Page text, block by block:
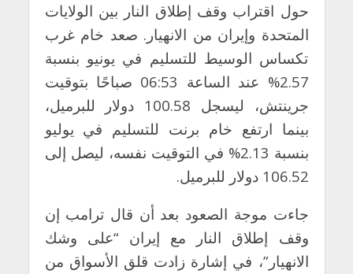
حول اقتراب وقف إطلاق النار بين الولايات
المتحدة وإيران من الانهيار. صعد خام غرب
تكساس الوسيط للتسليم في يونيو بنسبة
2.57% عند الساعة 06:53 صباحًا بتوقيت
جرينتش، ليسجل 100.58 دولار للبرميل،
بينما ارتفع خام برنت للتسليم في يوليو
بنسبة 2.13% في التوقيت نفسه، ليصل إلى
106.52 دولار للبرميل.
جاءت موجة الصعود بعد أن قال ترامب إن
وقف إطلاق النار مع إيران “على وشك
الانهيار”، في إشارة زادت قلق الأسواق من